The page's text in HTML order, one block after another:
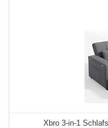
Xbro 3-in-1